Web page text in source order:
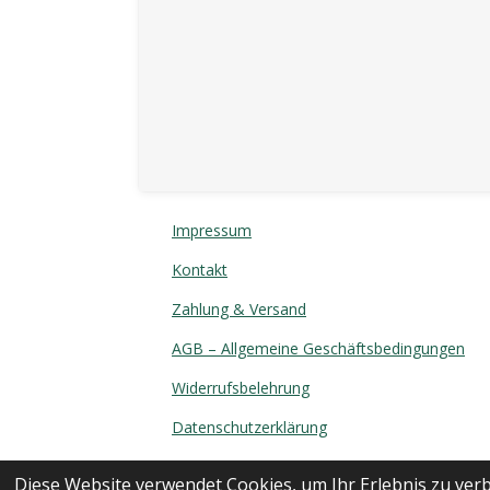
Diese Website verwendet Cookies, um Ihr Erlebnis zu
Impressum
Kontakt
Zahlung & Versand
AGB – Allgemeine Geschäftsbedingungen
Widerrufsbelehrung
Datenschutzerklärung